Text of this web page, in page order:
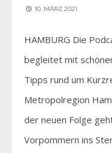
10. MÄRZ 2021
HAMBURG Die
begleitet mit
Tipps rund um
Metropolregion
der neuen Folge
Vorpommern ins